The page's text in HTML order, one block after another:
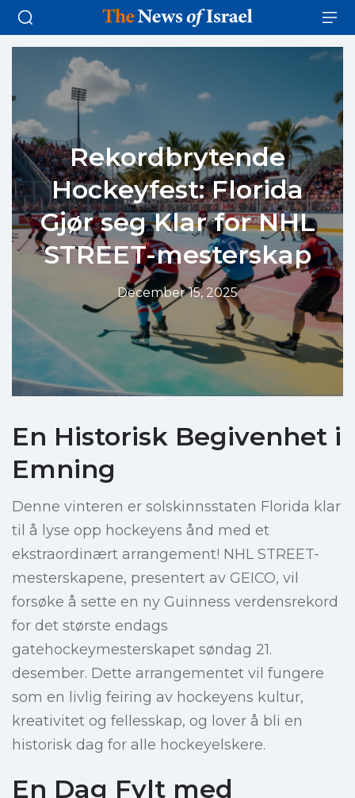
Rekordbrytende
Hockeyfest: Florida
Gjør seg Klar for NHL
STREET-mesterskap
December 15, 2025
En Historisk Begivenhet i
Emning
Denne vinteren er solskinnsstaten Florida klar
til å lyse opp hockeyens ånd med et
ekstraordinært arrangement! NHL STREET-
mesterskapene, presentert av GEICO, vil
forsøke å sette en ny Guinness verdensrekord
for det største endags
gatehockeymesterskapet søndag 21.
desember. Dette arrangementet vil fungere
som en livlig feiring av hockeyens kultur,
kreativitet og fellesskap, og lover å bli en
historisk dag for alle hockeyelskere.
En Dag Fylt med